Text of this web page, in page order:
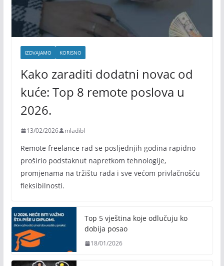
IZDVAJAMO KORISNO
Kako zaraditi dodatni novac od
kuće: Top 8 remote poslova u
2026.
13/02/2026 mladibl
Remote freelance rad se posljednjih godina rapidno
proširio podstaknut napretkom tehnologije,
promjenama na tržištu rada i sve većom privlačnošću
fleksibilnosti.
Top 5 vještina koje odlučuju ko
dobija posao
18/01/2026